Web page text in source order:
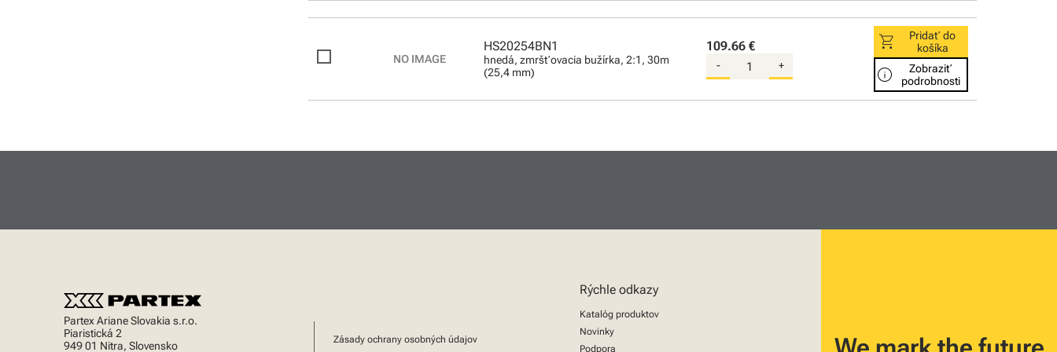
HS20254BN1
hnedá, zmršťovacia bužírka, 2:1, 30m
(25,4 mm)
109.66 €
- +
shopping_cart
Pridať do
košíka
info
Zobraziť
podrobnosti
Partex Ariane Slovakia s.r.o.
Piaristická 2
949 01 Nitra, Slovensko
Zásady ochrany osobných údajov
Rýchle odkazy
Katalóg produktov
Novinky
Podpora